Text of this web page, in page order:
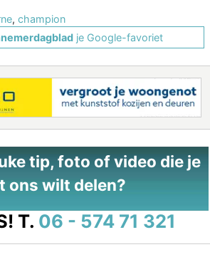
, champion
je Google-favoriet
tip, foto of video die je
ons wilt delen?
T. 06 - 574 71 321